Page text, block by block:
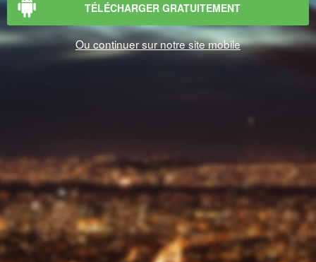
TÉLÉCHARGER GRATUITEMENT
Ou continuer sur notre site mobile